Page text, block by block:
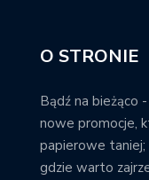
O STRONIE
Bądź na bieżąco
nowe promocje,
papierowe
gdzie warto